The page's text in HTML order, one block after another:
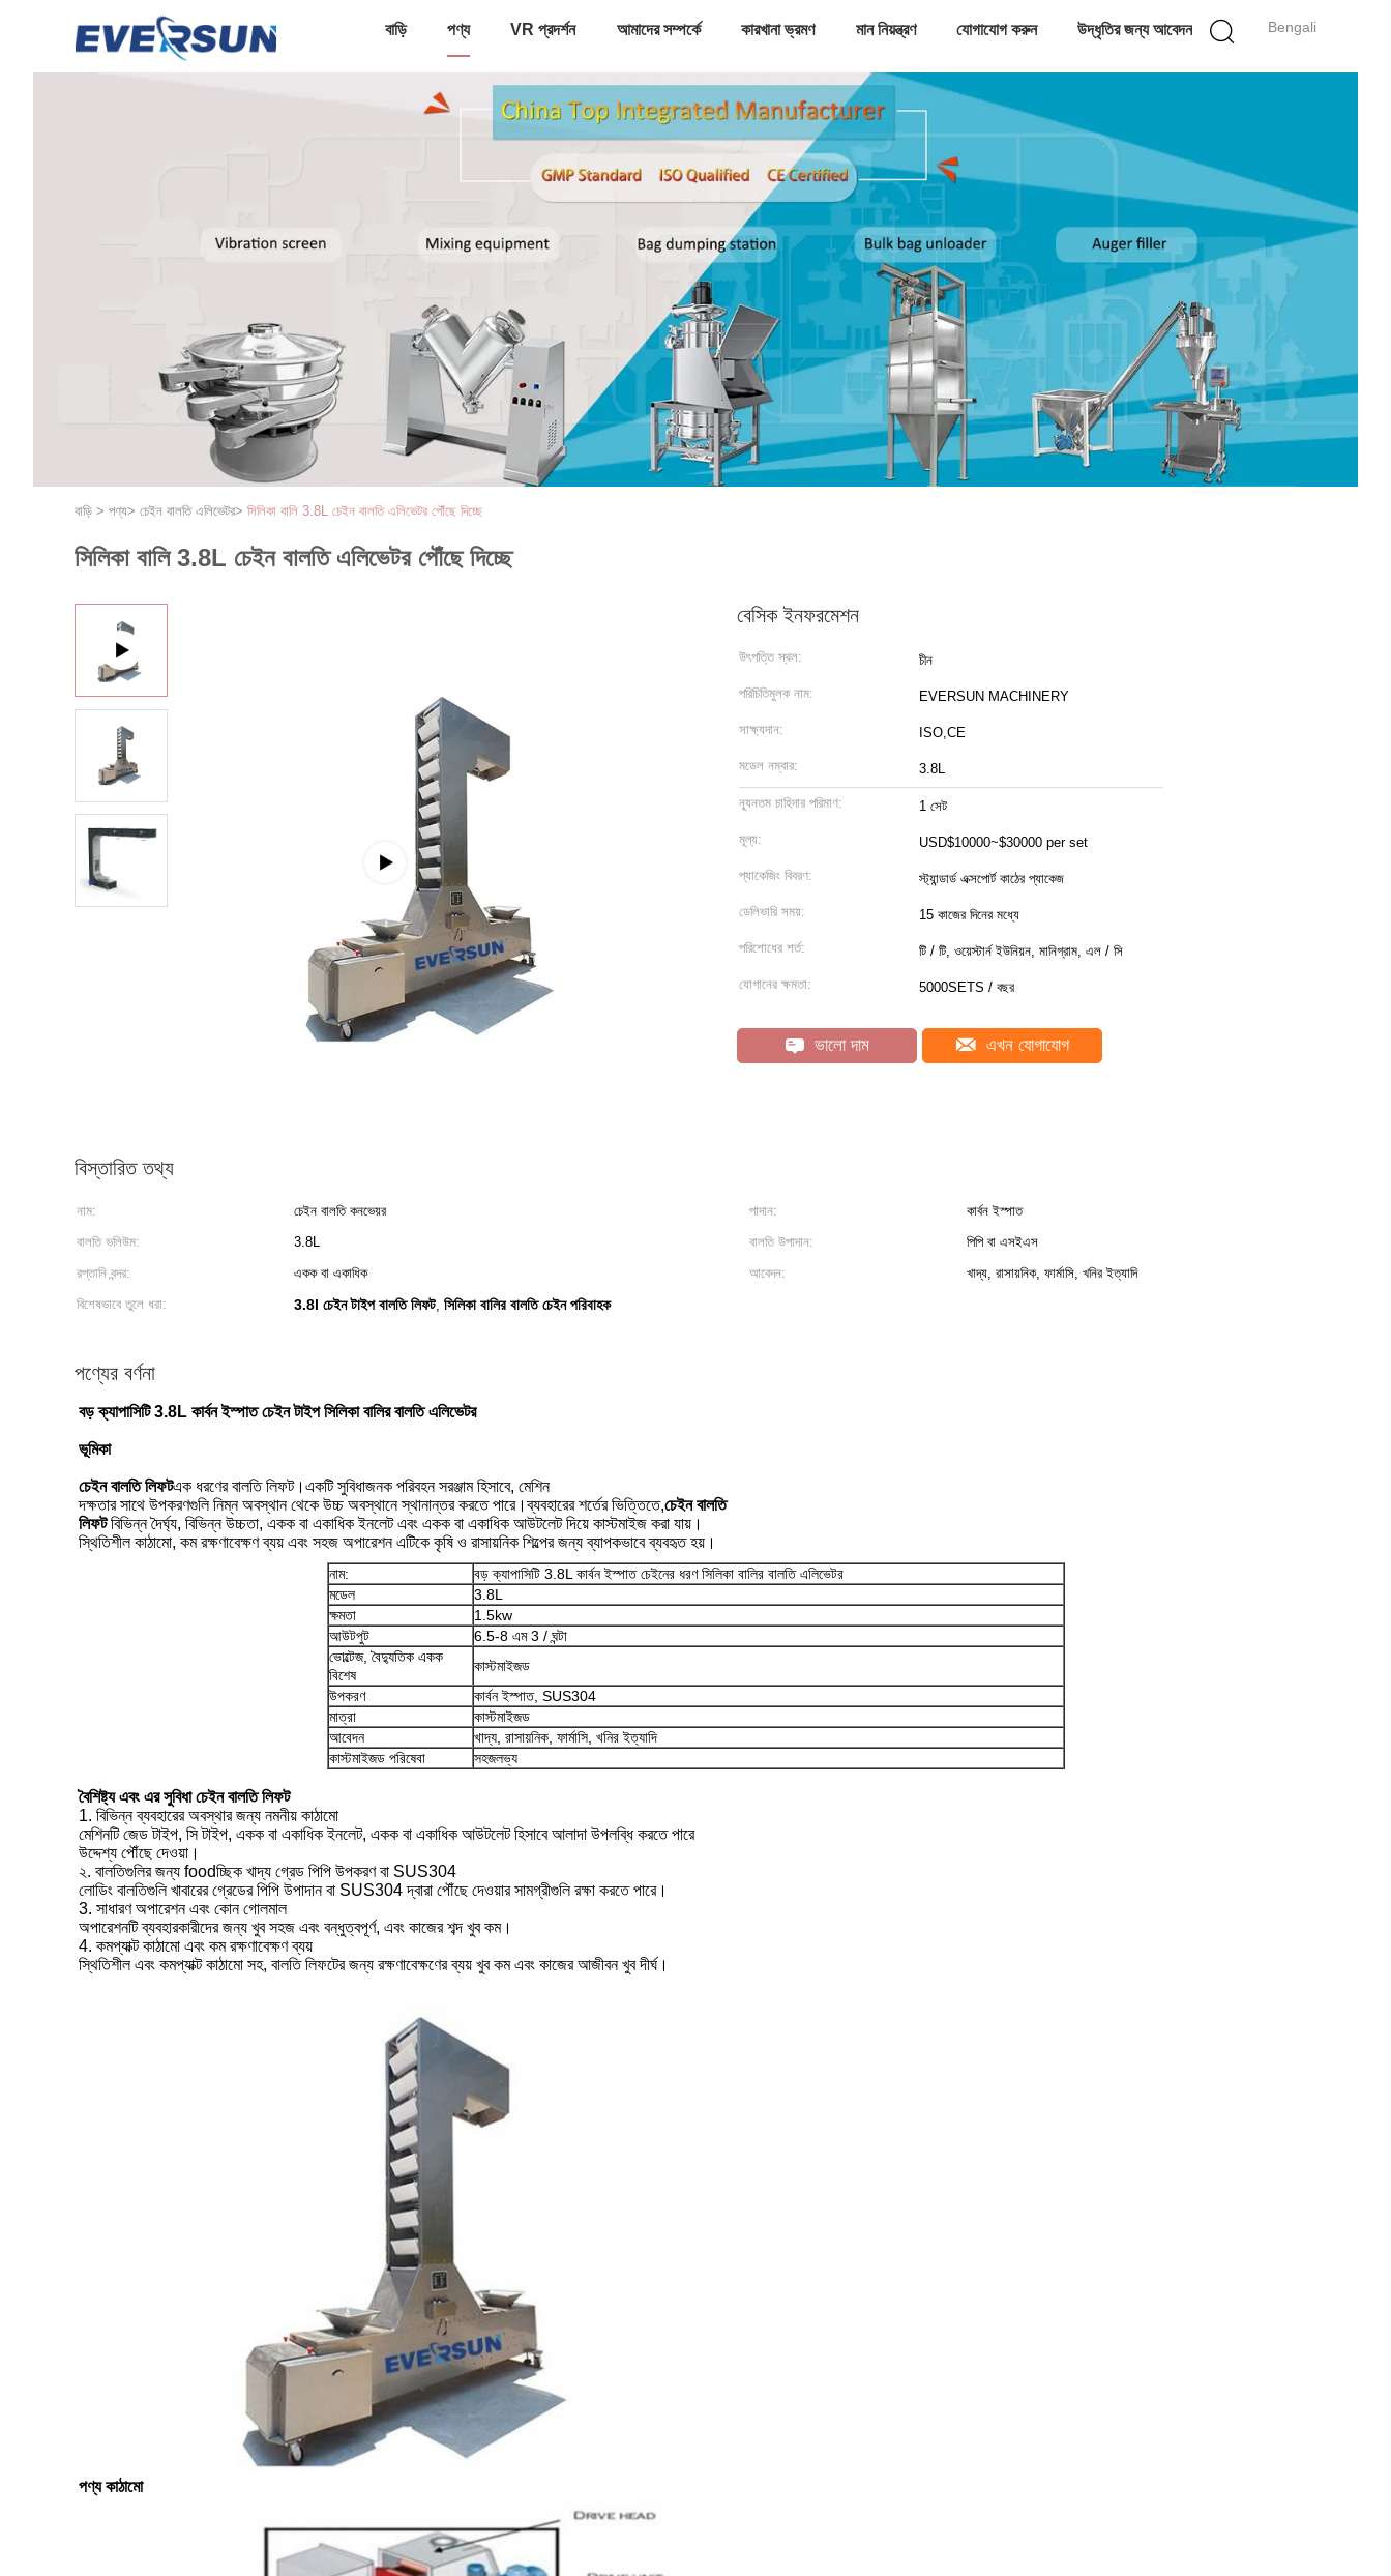
Bengali
বাড়ি পণ্য VR প্রদর্শন আমাদের সম্পর্কে কারখানা ভ্রমণ মান নিয়ন্ত্রণ যোগাযোগ করুন উদ্ধৃতির জন্য আবেদন
বাড়ি > পণ্য> চেইন বালতি এলিভেটর> সিলিকা বালি 3.8L চেইন বালতি এলিভেটর পৌঁছে দিচ্ছে
সিলিকা বালি 3.8L চেইন বালতি এলিভেটর পৌঁছে দিচ্ছে
বেসিক ইনফরমেশন
উৎপত্তি স্থল: চীন
পরিচিতিমুলক নাম: EVERSUN MACHINERY
সাক্ষ্যদান: ISO,CE
মডেল নম্বার: 3.8L
ন্যূনতম চাহিদার পরিমাণ: 1 সেট
মূল্য: USD$10000~$30000 per set
প্যাকেজিং বিবরণ: স্ট্যান্ডার্ড এক্সপোর্ট কাঠের প্যাকেজ
ডেলিভারি সময়: 15 কাজের দিনের মধ্যে
পরিশোধের শর্ত: টি / টি, ওয়েস্টার্ন ইউনিয়ন, মানিগ্রাম, এল / সি
যোগানের ক্ষমতা: 5000SETS / বছর
ভালো দাম এখন যোগাযোগ
বিস্তারিত তথ্য
নাম: চেইন বালতি কনভেয়র পাদান:
কার্বন ইস্পাত
বালতি ভলিউম:
3.8L বালতি উপাদান:
পিপি বা এসইএস
রপ্তানি বন্দর:
একক বা একাধিক আবেদন:
খাদ্য, রাসায়নিক, ফার্মাসি, খনির ইত্যাদি
বিশেষভাবে তুলে ধরা:
3.8l চেইন টাইপ বালতি লিফট, সিলিকা বালির বালতি চেইন পরিবাহক
পণ্যের বর্ণনা
বড় ক্যাপাসিটি 3.8L কার্বন ইস্পাত চেইন টাইপ সিলিকা বালির বালতি এলিভেটর
ভূমিকা
চেইন বালতি লিফটএক ধরণের বালতি লিফট।একটি সুবিধাজনক পরিবহন সরঞ্জাম হিসাবে, মেশিন
দক্ষতার সাথে উপকরণগুলি নিম্ন অবস্থান থেকে উচ্চ অবস্থানে স্থানান্তর করতে পারে।ব্যবহারের শর্তের ভিত্তিতে,চেইন বালতি
লিফটবিভিন্ন দৈর্ঘ্য, বিভিন্ন উচ্চতা, একক বা একাধিক ইনলেট এবং একক বা একাধিক আউটলেট দিয়ে কাস্টমাইজ করা যায়।
স্থিতিশীল কাঠামো, কম রক্ষণাবেক্ষণ ব্যয় এবং সহজ অপারেশন এটিকে কৃষি ও রাসায়নিক শিল্পের জন্য ব্যাপকভাবে ব্যবহৃত হয়।
নাম:
বড় ক্যাপাসিটি 3.8L কার্বন ইস্পাত চেইনের ধরণ সিলিকা বালির বালতি এলিভেটর
মডেল
3.8L
ক্ষমতা
1.5kw
আউটপুট
6.5-8 এম 3 / ঘন্টা
ভোল্টেজ, বৈদ্যুতিক একক
বিশেষ
কাস্টমাইজড
উপকরণ
কার্বন ইস্পাত, SUS304
মাত্রা
কাস্টমাইজড
আবেদন
খাদ্য, রাসায়নিক, ফার্মাসি, খনির ইত্যাদি
কাস্টমাইজড পরিষেবা
সহজলভ্য
বৈশিষ্ট্য এবং এর সুবিধাচেইন বালতি লিফট
1. বিভিন্ন ব্যবহারের অবস্থার জন্য নমনীয় কাঠামো
মেশিনটি জেড টাইপ, সি টাইপ, একক বা একাধিক ইনলেট, একক বা একাধিক আউটলেট হিসাবে আলাদা উপলব্ধি করতে পারে
উদ্দেশ্য পৌঁছে দেওয়া।
২. বালতিগুলির জন্য foodচ্ছিক খাদ্য গ্রেড পিপি উপকরণ বা SUS304
লোডিং বালতিগুলি খাবারের গ্রেডের পিপি উপাদান বা SUS304 দ্বারা পৌঁছে দেওয়ার সামগ্রীগুলি রক্ষা করতে পারে।
3. সাধারণ অপারেশন এবং কোন গোলমাল
অপারেশনটি ব্যবহারকারীদের জন্য খুব সহজ এবং বন্ধুত্বপূর্ণ, এবং কাজের শব্দ খুব কম।
4. কমপ্যাক্ট কাঠামো এবং কম রক্ষণাবেক্ষণ ব্যয়
স্থিতিশীল এবং কমপ্যাক্ট কাঠামো সহ, বালতি লিফটের জন্য রক্ষণাবেক্ষণের ব্যয় খুব কম এবং কাজের আজীবন খুব দীর্ঘ।
পণ্য কাঠামো